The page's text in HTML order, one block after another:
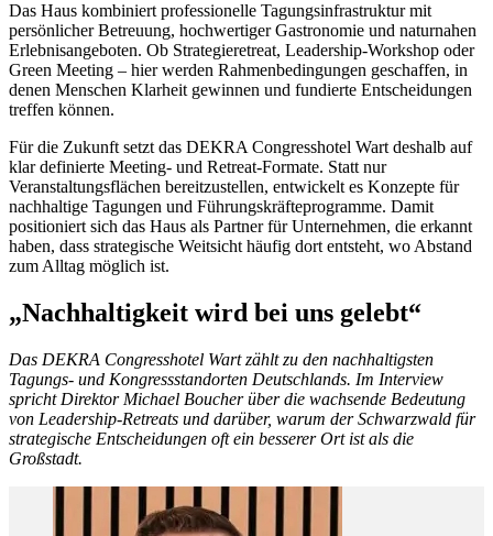
Das Haus kombiniert professionelle Tagungsinfrastruktur mit
persönlicher Betreuung, hochwertiger Gastronomie und naturnahen
Erlebnisangeboten. Ob Strategieretreat, Leadership-Workshop oder
Green Meeting – hier werden Rahmenbedingungen geschaffen, in
denen Menschen Klarheit gewinnen und fundierte Entscheidungen
treffen können.
Für die Zukunft setzt das DEKRA Congresshotel Wart deshalb auf
klar definierte Meeting- und Retreat-Formate. Statt nur
Veranstaltungsflächen bereitzustellen, entwickelt es Konzepte für
nachhaltige Tagungen und Führungskräfteprogramme. Damit
positioniert sich das Haus als Partner für Unternehmen, die erkannt
haben, dass strategische Weitsicht häufig dort entsteht, wo Abstand
zum Alltag möglich ist.
„Nachhaltigkeit wird bei uns gelebt“
Das DEKRA Congresshotel Wart zählt zu den nachhaltigsten
Tagungs- und Kongressstandorten Deutschlands. Im Interview
spricht Direktor Michael Boucher über die wachsende Bedeutung
von Leadership-Retreats und darüber, warum der Schwarzwald für
strategische Entscheidungen oft ein besserer Ort ist als die
Großstadt.